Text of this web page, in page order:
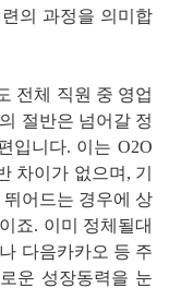
의 과정을 의미합
전체 직원 중 영업
절반은 넘어갈 정
입니다. 이는 O2O
차이가 없으며, 기
어드는 경우에 상
죠. 이미 정체될대
다음카카오 등 주
운 성장동력을 눈